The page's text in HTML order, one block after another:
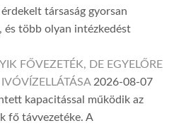
társaság gyorsan
és több olyan intézkedést
FŐVEZETÉK, DE EGYELŐRE
2026-08-07
kapacitással működik az
fő távvezetéke. A